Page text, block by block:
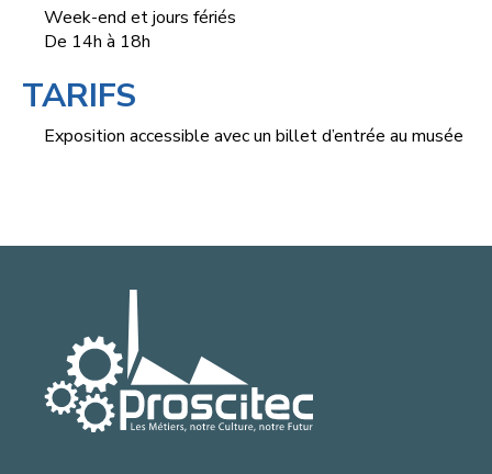
Week-end et jours fériés
De 14h à 18h
TARIFS
Exposition accessible avec un billet d’entrée au musée